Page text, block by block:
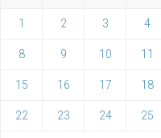
1 2 3 4
8 9 10 11
15 16 17 18
22 23 24 25